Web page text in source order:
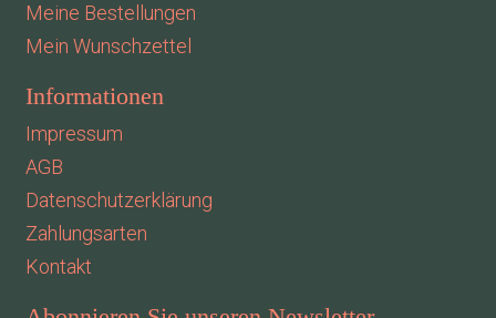
Meine Bestellungen
Mein Wunschzettel
Informationen
Impressum
AGB
Datenschutzerklärung
Zahlungsarten
Kontakt